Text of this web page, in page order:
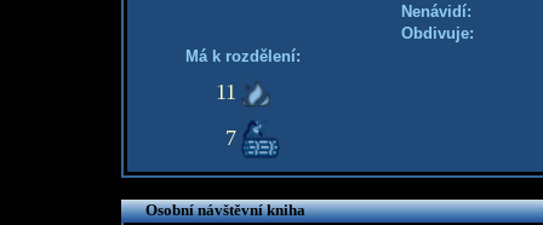
Má k rozdělení:
11
7
Nenávidí:
Obdivuje:
Osobní návštěvní kniha